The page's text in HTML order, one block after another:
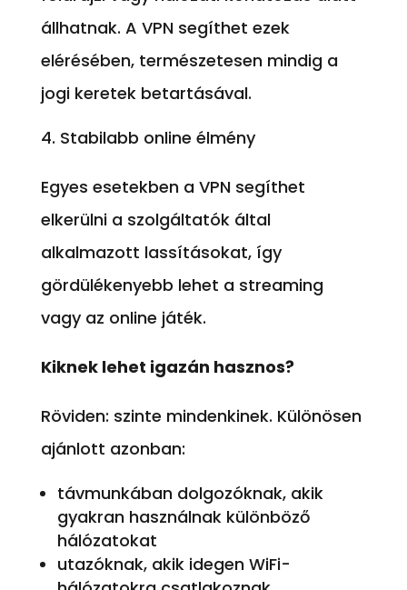
állhatnak. A VPN segíthet ezek
elérésében, természetesen mindig a
jogi keretek betartásával.
Stabilabb online élmény
Egyes esetekben a VPN segíthet
elkerülni a szolgáltatók által
alkalmazott lassításokat, így
gördülékenyebb lehet a streaming
vagy az online játék.
Kiknek lehet igazán hasznos?
Röviden: szinte mindenkinek. Különösen
ajánlott azonban:
távmunkában dolgozóknak, akik
gyakran használnak különböző
hálózatokat
utazóknak, akik idegen WiFi-